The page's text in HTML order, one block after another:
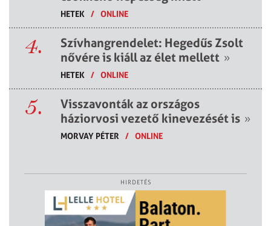
HETEK / ONLINE
4.
Szívhangrendelet: Hegedűs Zsolt
nővére is kiáll az élet mellett »
HETEK / ONLINE
5.
Visszavonták az országos
háziorvosi vezető kinevezését is »
MORVAY PÉTER / ONLINE
HIRDETÉS